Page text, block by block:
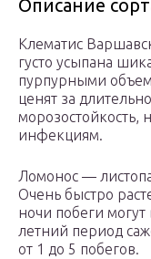
Описание
Клематис
густо усыпана
пурпурными
ценят за
морозостойкость,
инфекциям.
Ломонос —
Очень быстро
ночи побеги могут
летний период
от 1 до 5 побегов.